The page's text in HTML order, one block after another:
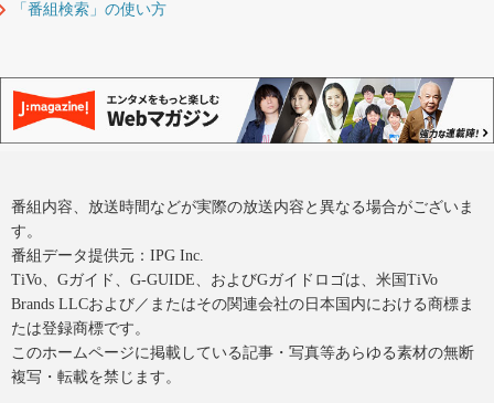
「番組検索」の使い方
番組内容、放送時間などが実際の放送内容と異なる場合がございま
す。
番組データ提供元：IPG Inc.
TiVo、Gガイド、G-GUIDE、およびGガイドロゴは、米国TiVo
Brands LLCおよび／またはその関連会社の日本国内における商標ま
たは登録商標です。
このホームページに掲載している記事・写真等あらゆる素材の無断
複写・転載を禁じます。